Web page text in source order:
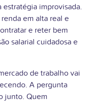
improvisada.
em alta real e
e reter bem
salarial cuidadosa e
de trabalho vai
A pergunta
junto. Quem